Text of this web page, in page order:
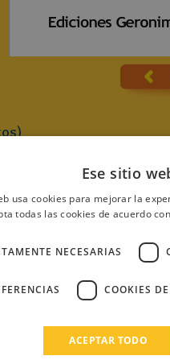
DE DJAR
10-02-
Ese sitio
usa cookies para mejorar la
todas las cookies de acuerdo
NECESARIAS
COOKIES
ACEPTAR TODO